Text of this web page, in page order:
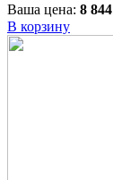
Ваша цена: 8 844
В корзину